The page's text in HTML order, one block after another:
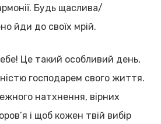
Будь щаслива/
йди до своїх мрій.
Це такий особливий день,
господарем свого життя.
натхнення, вірних
і щоб кожен твій вибір